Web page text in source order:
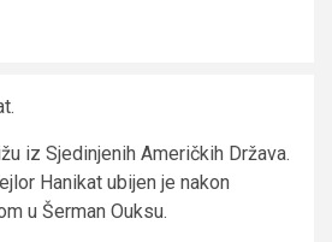
iz Sjedinjenih Američkih Država.
Hanikat ubijen je nakon
u Šerman Ouksu.